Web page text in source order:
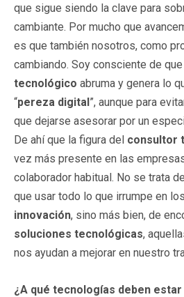
que sigue siendo la clave para
cambiante. Por mucho que
es que también nosotros, como
cambiando. Soy consciente de
tecnológico abruma y genera lo
“pereza digital”, aunque para
que dejarse asesorar por un
De ahí que la figura del consultor
vez más presente en las
colaborador habitual. No se trata
que usar todo lo que irrumpe en los
innovación, sino más bien, de
soluciones tecnológicas,
nos ayudan a mejorar en nuestro
¿A qué tecnologías deben